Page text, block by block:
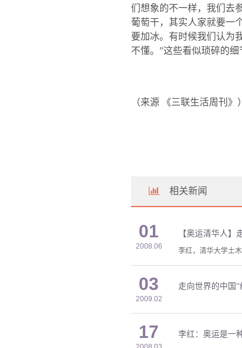
们想象的不一样，我们去
葡萄干，其实人家就要一
要加冰。有时候我们认为
不懂。 ”这些看似琐碎的细
（来源 《三联生活周刊》）
相关新闻
01
2008.06
【奥运清华人
李红，清华大学土
03
2009.02
走向世界的中国“
17 李红：奥运是一